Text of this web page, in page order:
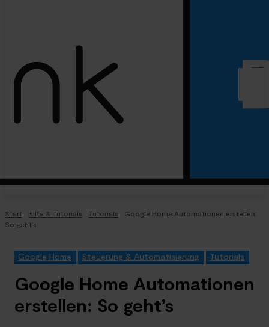
Start Hilfe & Tutorials Tutorials
Google Home Automationen erstellen:
So geht's
Google Home Steuerung & Automatisierung Tutorials
Google Home Automationen
erstellen: So geht’s